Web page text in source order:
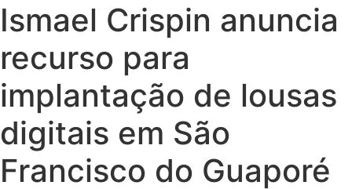
Ismael Crispin anuncia
recurso para
implantação de lousas
digitais em São
Francisco do Guaporé